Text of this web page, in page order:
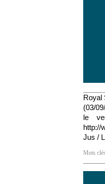
Royal
(03/
le
http://
Jus /
Mots